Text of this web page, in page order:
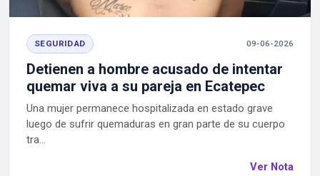
SEGURIDAD 09-06-2026
Detienen a hombre acusado de intentar
quemar viva a su pareja en Ecatepec
Una mujer permanece hospitalizada en estado grave
luego de sufrir quemaduras en gran parte de su cuerpo
tra...
Ver Nota